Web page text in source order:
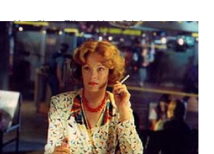
Kurzfilme Filmzyklen Stichworte
FAQ Kontakt Maillist
Warenkorb
Abo